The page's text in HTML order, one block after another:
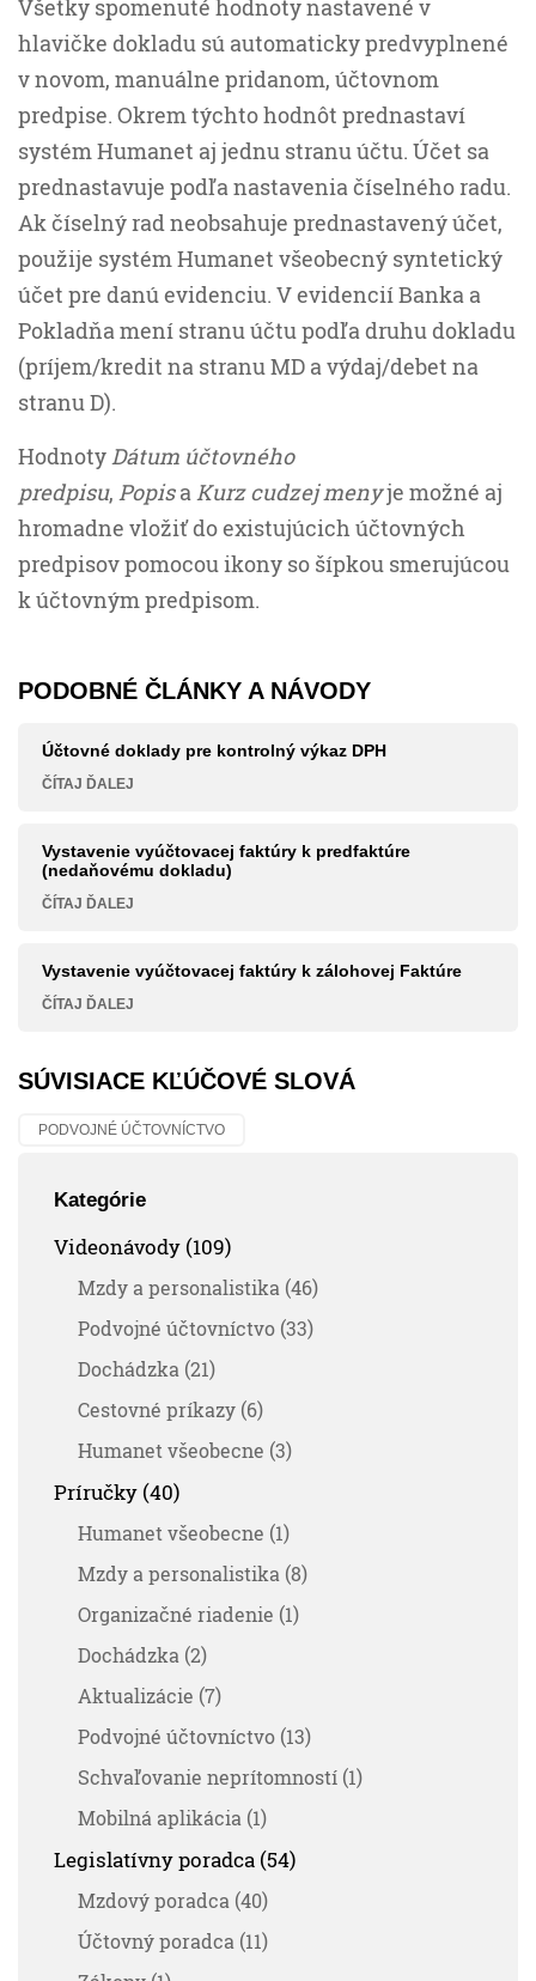
Všetky spomenuté hodnoty nastavené v
hlavičke dokladu sú automaticky predvyplnené
v novom, manuálne pridanom, účtovnom
predpise. Okrem týchto hodnôt prednastaví
systém Humanet aj jednu stranu účtu. Účet sa
prednastavuje podľa nastavenia číselného radu.
Ak číselný rad neobsahuje prednastavený účet,
použije systém Humanet všeobecný syntetický
účet pre danú evidenciu. V evidencií Banka a
Pokladňa mení stranu účtu podľa druhu dokladu
(príjem/kredit na stranu MD a výdaj/debet na
stranu D).
HodnotyDátum účtovného
predpisu, PopisaKurz cudzej menyje možné aj
hromadne vložiť do existujúcich účtovných
predpisov pomocou ikony so šípkou smerujúcou
k účtovným predpisom.
PODOBNÉ ČLÁNKY A NÁVODY
Účtovné doklady pre kontrolný výkaz DPH
ČÍTAJ ĎALEJ
Vystavenie vyúčtovacej faktúry k predfaktúre
(nedaňovému dokladu)
ČÍTAJ ĎALEJ
Vystavenie vyúčtovacej faktúry k zálohovej Faktúre
ČÍTAJ ĎALEJ
SÚVISIACE KĽÚČOVÉ SLOVÁ
PODVOJNÉ ÚČTOVNÍCTVO
Kategórie
Videonávody (109)
Mzdy a personalistika (46)
Podvojné účtovníctvo (33)
Dochádzka (21)
Cestovné príkazy (6)
Humanet všeobecne (3)
Príručky (40)
Humanet všeobecne (1)
Mzdy a personalistika (8)
Organizačné riadenie (1)
Dochádzka (2)
Aktualizácie (7)
Podvojné účtovníctvo (13)
Schvaľovanie neprítomností (1)
Mobilná aplikácia (1)
Legislatívny poradca (54)
Mzdový poradca (40)
Účtovný poradca (11)